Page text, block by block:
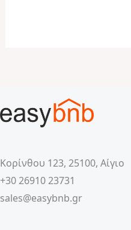
Κορίνθου 123, 25100, Αίγιο
+30 26910 23731
sales@easybnb.gr